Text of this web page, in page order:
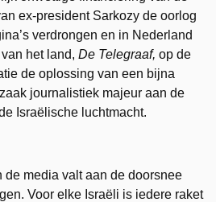
ex-president Sarkozy de oorlog
verdrongen en in Nederland
van het land,De Telegraaf, op de
de oplossing van een bijna
journalistiek majeur aan de
Israëlische luchtmacht.
de media valt aan de doorsnee
Voor elke Israëli is iedere raket